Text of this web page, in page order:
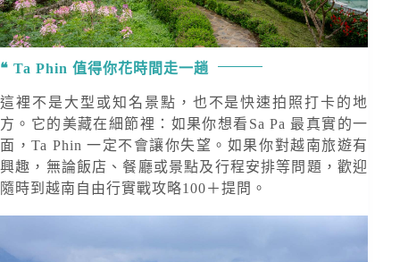
Ta Phin 值得你花時間走一趟
這裡不是大型或知名景點，也不是快速拍照打卡的地
方。它的美藏在細節裡：如果你想看Sa Pa 最真實的一
面，Ta Phin 一定不會讓你失望。如果你對越南旅遊有
興趣，無論飯店、餐廳或景點及行程安排等問題，歡迎
隨時到越南自由行實戰攻略100＋提問。